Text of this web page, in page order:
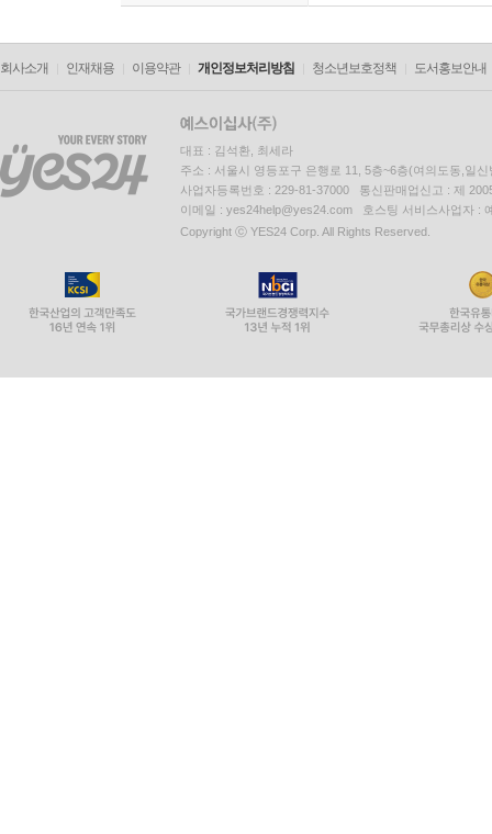
회사소개 인재채용 이용약관 개인정보처리방침 청소년보호정책 도서홍보안내
대표 : 김석환, 최세라
주소 : 서울시 영등포구 은행로 11, 5층~6층(여의도동,일신
사업자등록번호 : 229-81-37000 통신판매업신고 : 제
이메일 : yes24help@yes24.com 호스팅 서비스사업자 :
Copyright ⓒ YES24 Corp. All Rights Reserved.